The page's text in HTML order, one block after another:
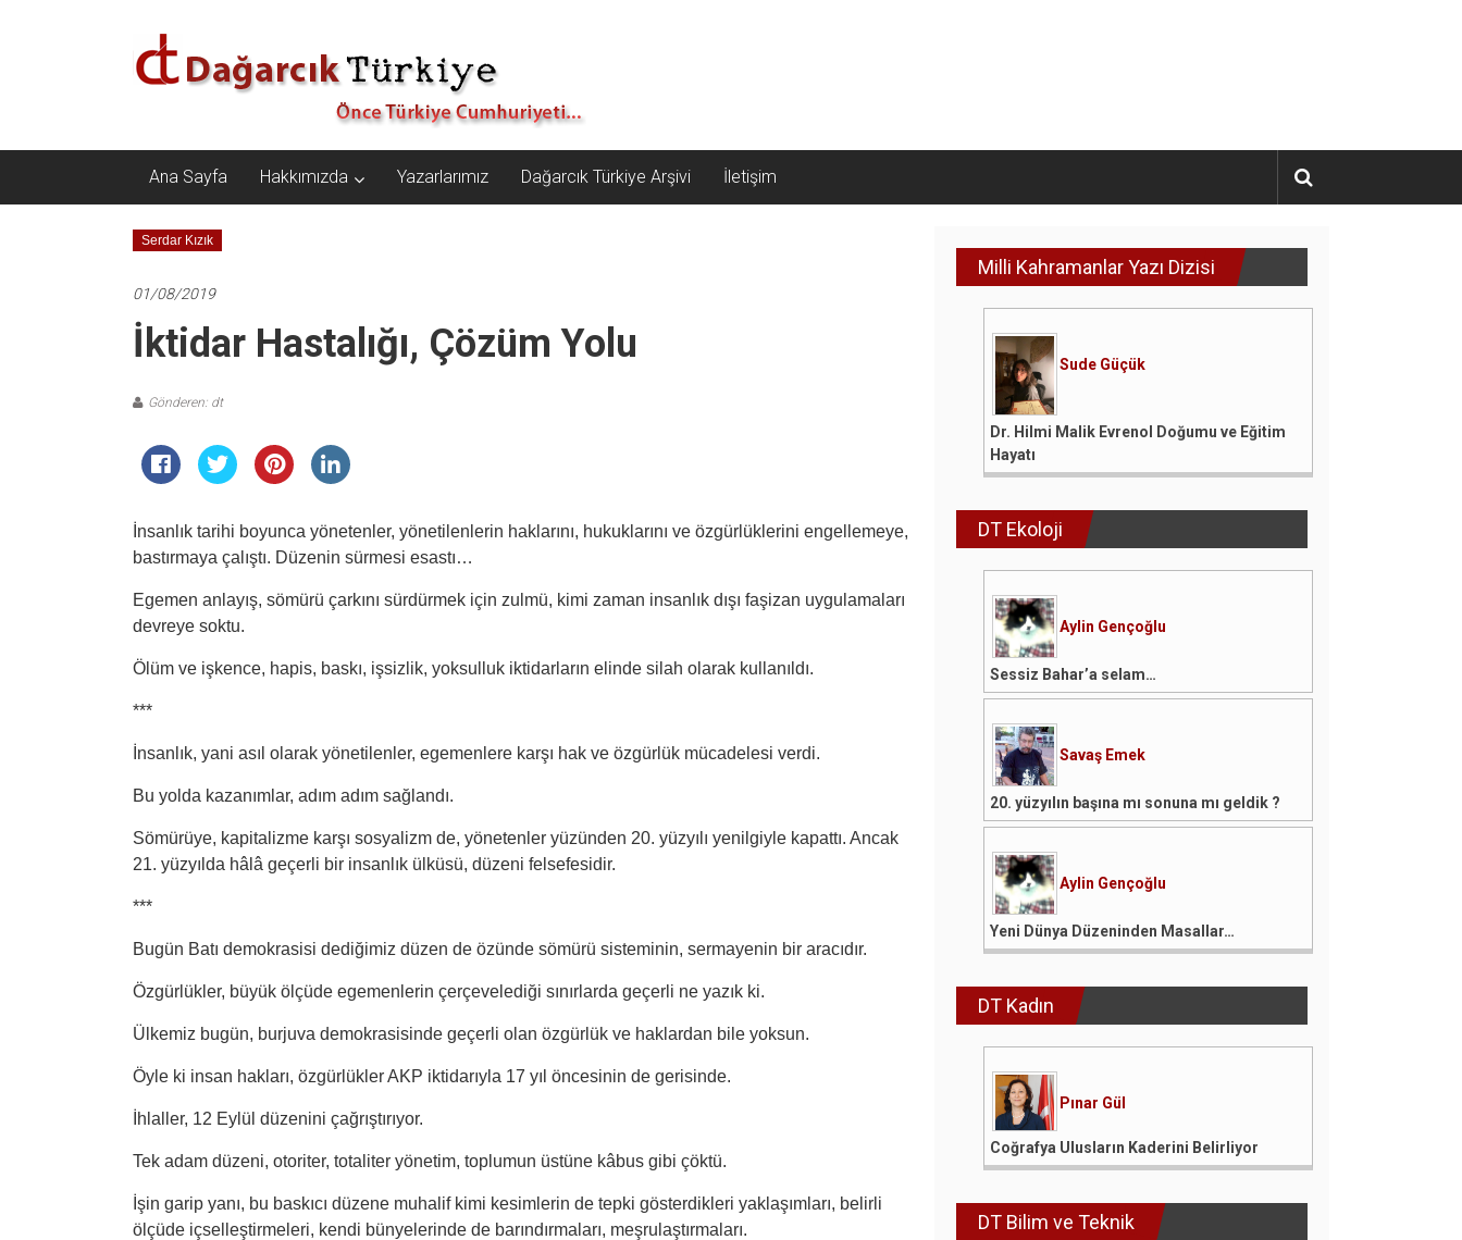
Dağarcık
Türkiye
Türkiye
Cumhuriyeti…
Ana Sayfa Hakkımızda Yazarlarımız Dağarcık Türkiye Arşivi İletişim
Serdar Kızık
01/08/2019
İktidar Hastalığı, Çözüm Yolu
Gönderen: dt
İnsanlık tarihi boyunca yönetenler, yönetilenlerin haklarını, hukuklarını ve özgürlüklerini engellemeye,
bastırmaya çalıştı. Düzenin sürmesi esastı…
Egemen anlayış, sömürü çarkını sürdürmek için zulmü, kimi zaman insanlık dışı faşizan uygulamaları
devreye soktu.
Ölüm ve işkence, hapis, baskı, işsizlik, yoksulluk iktidarların elinde silah olarak kullanıldı.
***
İnsanlık, yani asıl olarak yönetilenler, egemenlere karşı hak ve özgürlük mücadelesi verdi.
Bu yolda kazanımlar, adım adım sağlandı.
Sömürüye, kapitalizme karşı sosyalizm de, yönetenler yüzünden 20. yüzyılı yenilgiyle kapattı. Ancak
21. yüzyılda hâlâ geçerli bir insanlık ülküsü, düzeni felsefesidir.
***
Bugün Batı demokrasisi dediğimiz düzen de özünde sömürü sisteminin, sermayenin bir aracıdır.
Özgürlükler, büyük ölçüde egemenlerin çerçevelediği sınırlarda geçerli ne yazık ki.
Ülkemiz bugün, burjuva demokrasisinde geçerli olan özgürlük ve haklardan bile yoksun.
Öyle ki insan hakları, özgürlükler AKP iktidarıyla 17 yıl öncesinin de gerisinde.
İhlaller, 12 Eylül düzenini çağrıştırıyor.
Tek adam düzeni, otoriter, totaliter yönetim, toplumun üstüne kâbus gibi çöktü.
İşin garip yanı, bu baskıcı düzene muhalif kimi kesimlerin de tepki gösterdikleri yaklaşımları, belirli
ölçüde içselleştirmeleri, kendi bünyelerinde de barındırmaları, meşrulaştırmaları.
Milli Kahramanlar Yazı Dizisi
Sude Güçük
Dr. Hilmi Malik Evrenol Doğumu ve Eğitim
Hayatı
DT Ekoloji
Aylin Gençoğlu
Sessiz Bahar’a selam…
Savaş Emek
20. yüzyılın başına mı sonuna mı geldik ?
Aylin Gençoğlu
Yeni Dünya Düzeninden Masallar…
DT Kadın
Pınar Gül
Coğrafya Ulusların Kaderini Belirliyor
DT Bilim ve Teknik